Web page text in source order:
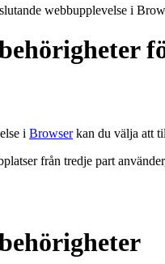
webbupplevelse i
i Browserkan du välja att
från tredje part